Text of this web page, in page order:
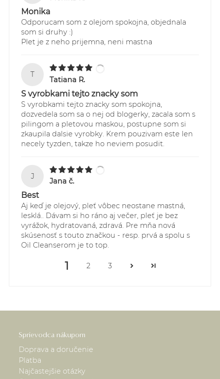
Monika
Odporucam som z olejom spokojna, objednala
som si druhy :)
Plet je z neho prijemna, neni mastna
T
Tatiana R.
S vyrobkami tejto znacky som
S vyrobkami tejto znacky som spokojna,
dozvedela som sa o nej od blogerky, zacala som s
pilingom a pletovou maskou, postupne som si
zkaupila dalsie vyrobky. Krem pouzivam este len
necely tyzden, takze ho neviem posudit.
J
Jana č.
Best
Aj keď je olejový, pleť vôbec neostane mastná,
lesklá.. Dávam si ho ráno aj večer, pleť je bez
vyrážok, hydratovaná, zdravá. Pre mňa nová
skúsenosť s touto značkou - resp. prvá a spolu s
Oil Cleanserom je to top.
1 2 3
Sprievodca nákupom
Doprava a doručenie
Platba
Najčastejšie otázky